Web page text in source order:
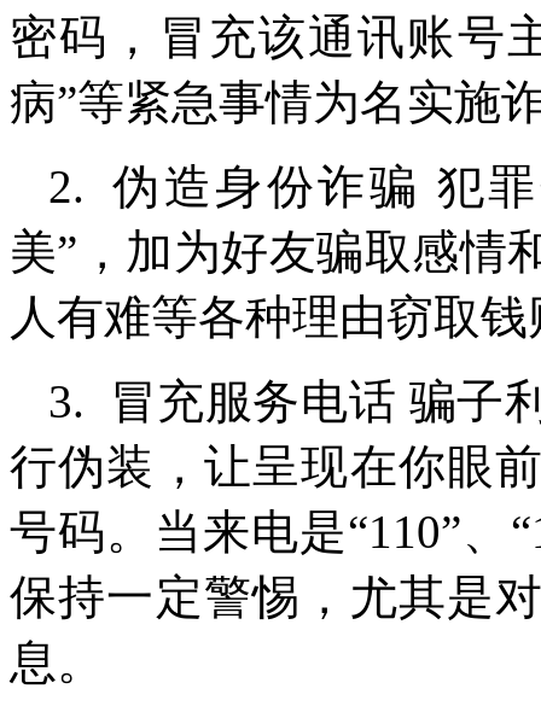
密码，冒充该通讯账号
病”等紧急事情为名实施
2. 伪造身份诈骗 犯
美”，加为好友骗取感情
人有难等各种理由窃取钱
3. 冒充服务电话 骗子
行伪装，让呈现在你眼
号码。当来电是“110”、
保持一定警惕，尤其是
息。